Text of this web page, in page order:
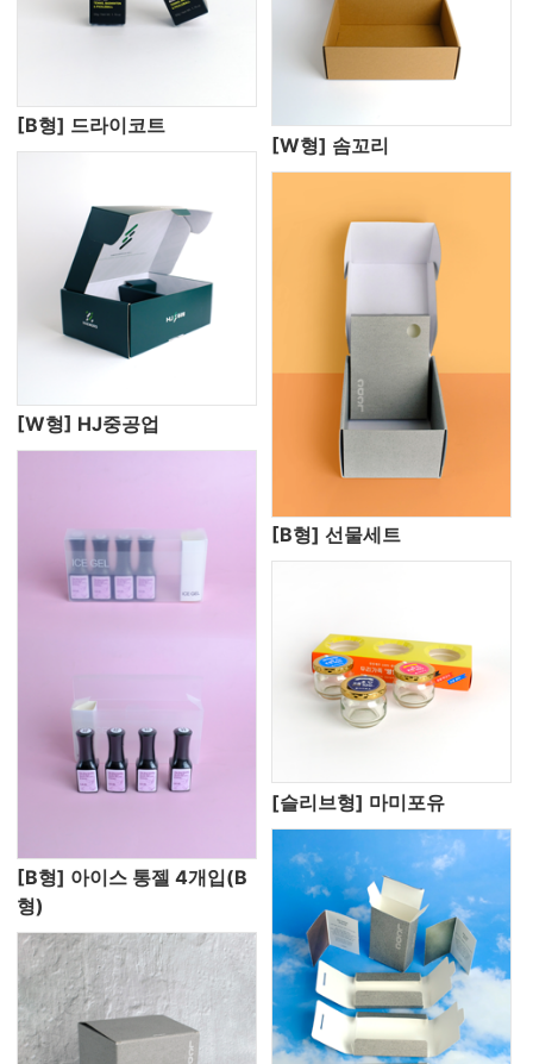
[B형] 드라이코트
[W형] 솜꼬리
[W형] HJ중공업
[B형] 선물세트
[B형] 아이스 통젤 4개입(B
형)
[슬리브형] 마미포유